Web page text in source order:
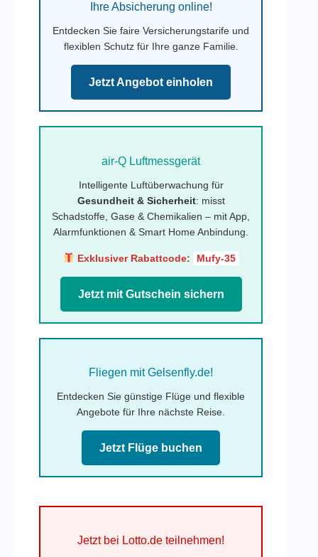
Ihre Absicherung online!
Entdecken Sie faire Versicherungstarife und
flexiblen Schutz für Ihre ganze Familie.
Jetzt Angebot einholen
air-Q Luftmessgerät
Intelligente Luftüberwachung für
Gesundheit & Sicherheit: misst
Schadstoffe, Gase & Chemikalien – mit App,
Alarmfunktionen & Smart Home Anbindung.
Exklusiver Rabattcode: Mufy-35
Jetzt mit Gutschein sichern
Fliegen mit Gelsenfly.de!
Entdecken Sie günstige Flüge und flexible
Angebote für Ihre nächste Reise.
Jetzt Flüge buchen
Jetzt bei Lotto.de teilnehmen!